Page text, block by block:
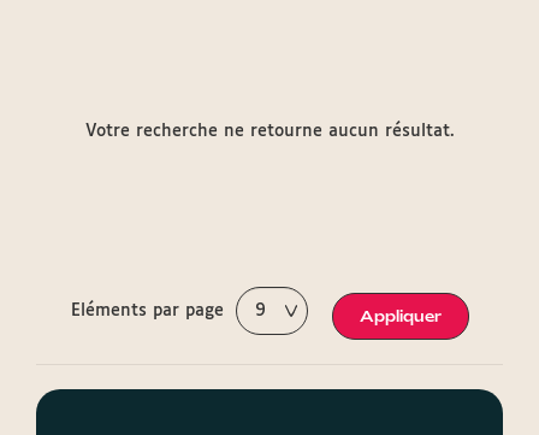
Votre recherche ne retourne aucun résultat.
Eléments par page Appliquer